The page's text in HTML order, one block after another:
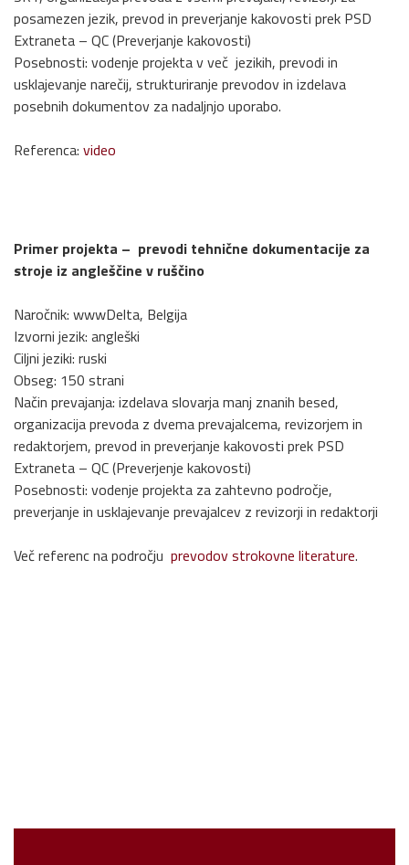
posamezen jezik, prevod in preverjanje kakovosti prek PSD
Extraneta – QC (Preverjanje kakovosti)
Posebnosti: vodenje projekta v več jezikih, prevodi in
usklajevanje narečij, strukturiranje prevodov in izdelava
posebnih dokumentov za nadaljnjo uporabo.
Referenca: video
Primer projekta – prevodi tehnične dokumentacije za
stroje iz angleščine v ruščino
Naročnik: wwwDelta, Belgija
Izvorni jezik: angleški
Ciljni jeziki: ruski
Obseg: 150 strani
Način prevajanja: izdelava slovarja manj znanih besed,
organizacija prevoda z dvema prevajalcema, revizorjem in
redaktorjem, prevod in preverjanje kakovosti prek PSD
Extraneta – QC (Preverjenje kakovosti)
Posebnosti: vodenje projekta za zahtevno področje,
preverjanje in usklajevanje prevajalcev z revizorji in redaktorji
Več referenc na področju prevodov strokovne literature.